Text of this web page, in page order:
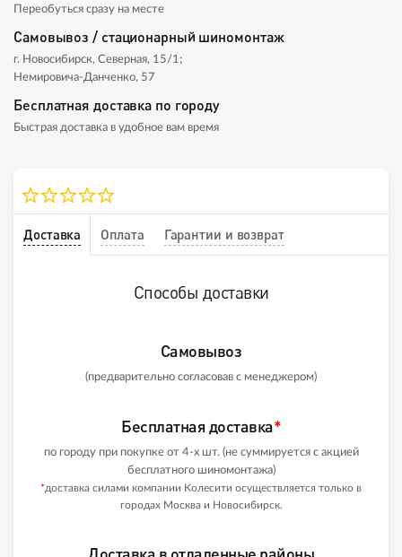
Переобуться сразу на месте
Самовывоз / стационарный шиномонтаж
г. Новосибирск, Северная, 15/1;
Немировича-Данченко, 57
Бесплатная доставка по городу
Быстрая доставка в удобное вам время
Доставка Оплата Гарантии и возврат
Способы доставки
Самовывоз
(предварительно согласовав с менеджером)
Бесплатная доставка*
по городу при покупке от 4-х шт. (не суммируется с акцией
бесплатного шиномонтажа)
*доставка силами компании Колесити осуществляется только в
городах Москва и Новосибирск.